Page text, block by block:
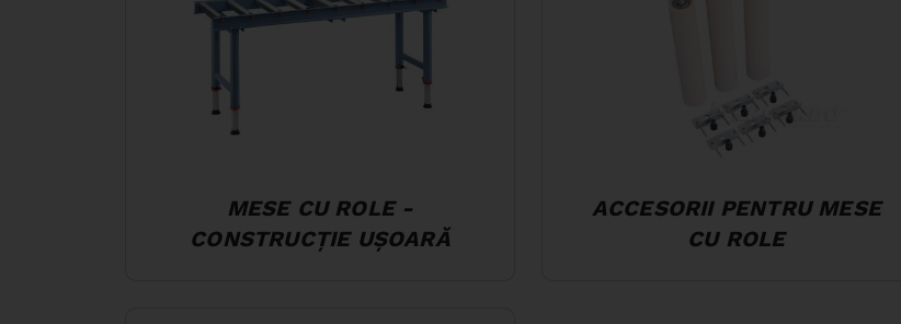
MESE CU ROLE -
CONSTRUCȚIE UȘOARĂ
ACCESORII PENTRU MESE
CU ROLE